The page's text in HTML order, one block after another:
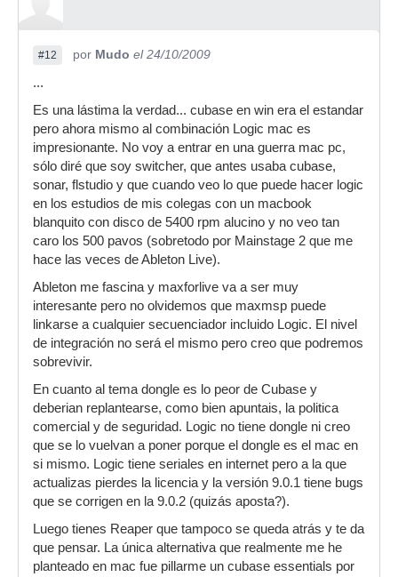
#12 por Mudo el 24/10/2009
...
Es una lástima la verdad... cubase en win era el estandar
pero ahora mismo al combinación Logic mac es
impresionante. No voy a entrar en una guerra mac pc,
sólo diré que soy switcher, que antes usaba cubase,
sonar, flstudio y que cuando veo lo que puede hacer logic
en los estudios de mis colegas con un macbook
blanquito con disco de 5400 rpm alucino y no veo tan
caro los 500 pavos (sobretodo por Mainstage 2 que me
hace las veces de Ableton Live).
Ableton me fascina y maxforlive va a ser muy
interesante pero no olvidemos que maxmsp puede
linkarse a cualquier secuenciador incluido Logic. El nivel
de integración no será el mismo pero creo que podremos
sobrevivir.
En cuanto al tema dongle es lo peor de Cubase y
deberian replantearse, como bien apuntais, la politica
comercial y de seguridad. Logic no tiene dongle ni creo
que se lo vuelvan a poner porque el dongle es el mac en
si mismo. Logic tiene seriales en internet pero a la que
actualizas pierdes la licencia y la versión 9.0.1 tiene bugs
que se corrigen en la 9.0.2 (quizás aposta?).
Luego tienes Reaper que tampoco se queda atrás y te da
que pensar. La única alternativa que realmente me he
planteado en mac fue pillarme un cubase essentials por